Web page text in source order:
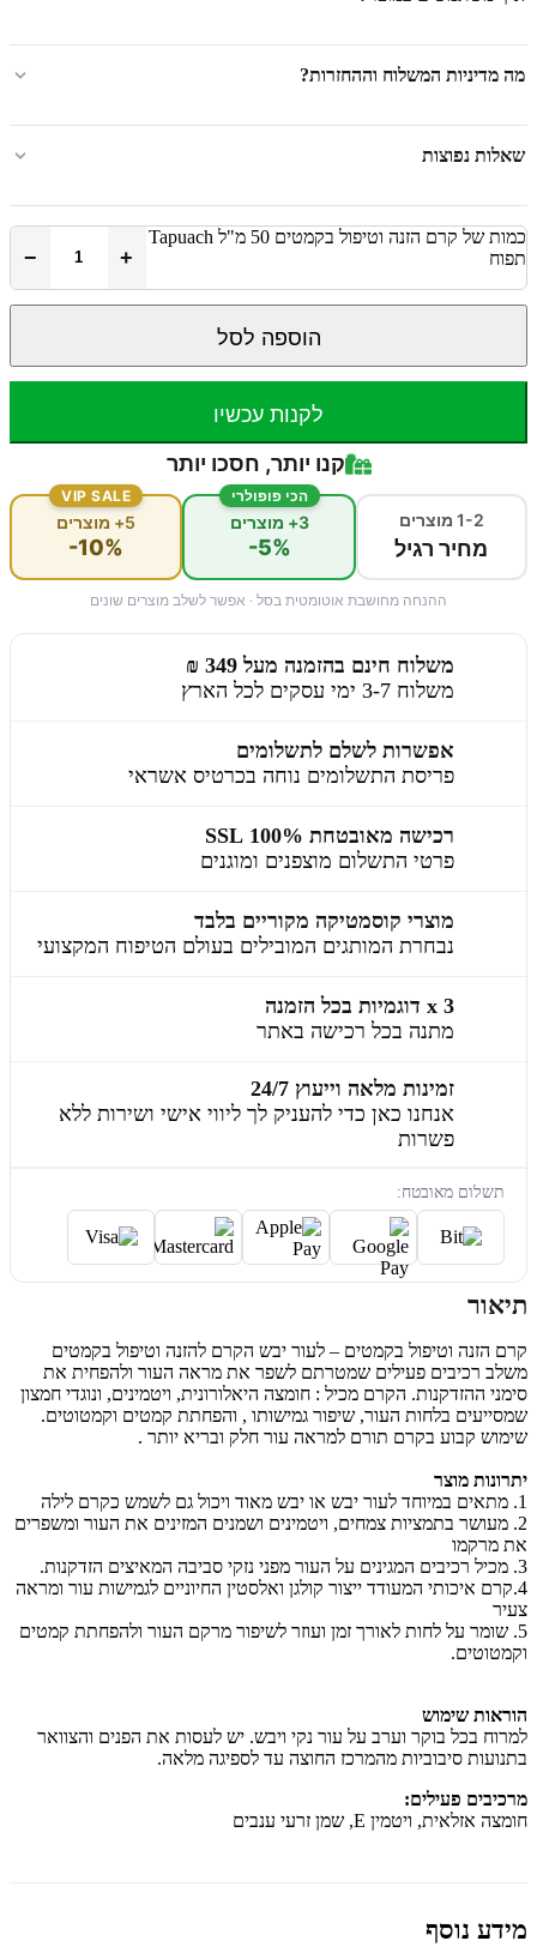
מה מדיניות המשלוח וההחזרות?
שאלות נפוצות
כמות של קרם הזנה וטיפול בקמטים 50 מ"ל Tapuach
תפוח
+
−
הוספה לסל
לקנות עכשיו
קנו יותר, חסכו יותר
1-2 מוצרים
מחיר רגיל
הכי פופולרי
3+ מוצרים
-5%
VIP SALE
5+ מוצרים
-10%
ההנחה מחושבת אוטומטית בסל · אפשר לשלב מוצרים שונים
משלוח חינם בהזמנה מעל 349 ₪
משלוח 3-7 ימי עסקים לכל הארץ
אפשרות לשלם לתשלומים
פריסת התשלומים נוחה בכרטיס אשראי
רכישה מאובטחת 100% SSL
פרטי התשלום מוצפנים ומוגנים
מוצרי קוסמטיקה מקוריים בלבד
נבחרת המותגים המובילים בעולם הטיפוח המקצועי
3 x דוגמיות בכל הזמנה
מתנה בכל רכישה באתר
זמינות מלאה וייעוץ 24/7
אנחנו כאן כדי להעניק לך ליווי אישי ושירות ללא
פשרות
תשלום מאובטח:
תיאור
קרם הזנה וטיפול בקמטים – לעור יבש הקרם להזנה וטיפול בקמטים
משלב רכיבים פעילים שמטרתם לשפר את מראה העור ולהפחית את
סימני ההזדקנות. הקרם מכיל : חומצה היאלורונית, ויטמינים, ונוגדי חמצון
שמסייעים בלחות העור, שיפור גמישותו , והפחתת קמטים וקמטוטים.
שימוש קבוע בקרם תורם למראה עור חלק ובריא יותר .
יתרונות מוצר
1. מתאים במיוחד לעור יבש או יבש מאוד ויכול גם לשמש כקרם לילה
2. מעושר בתמציות צמחים, ויטמינים ושמנים המזינים את העור ומשפרים
את מרקמו
3. מכיל רכיבים המגינים על העור מפני נזקי סביבה המאיצים הזדקנות.
4.קרם איכותי המעודד ייצור קולגן ואלסטין החיוניים לגמישות עור ומראה
צעיר
5. שומר על לחות לאורך זמן ועוזר לשיפור מרקם העור ולהפחתת קמטים
וקמטוטים.
הוראות שימוש
למרוח בכל בוקר וערב על עור נקי ויבש. יש לעסות את הפנים והצוואר
בתנועות סיבוביות מהמרכז החוצה עד לספיגה מלאה.
מרכיבים פעילים:
חומצה אזלאית, ויטמין E, שמן זרעי ענבים
מידע נוסף